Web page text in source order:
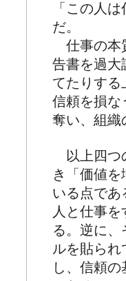
「この人
だ。
仕事の本
告書を過大
てたりする
信頼を損な
奪い、組織
以上四つ
き「価値
いる点であ
人と仕事
る。逆に、
ルを貼ら
し、信頼